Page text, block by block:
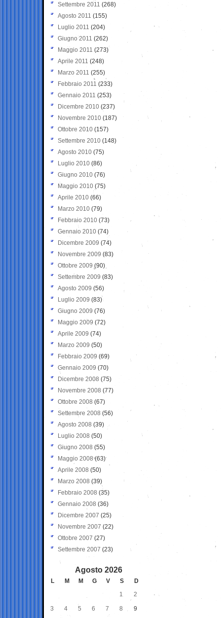
Settembre 2011 (268)
Agosto 2011 (155)
Luglio 2011 (204)
Giugno 2011 (262)
Maggio 2011 (273)
Aprile 2011 (248)
Marzo 2011 (255)
Febbraio 2011 (233)
Gennaio 2011 (253)
Dicembre 2010 (237)
Novembre 2010 (187)
Ottobre 2010 (157)
Settembre 2010 (148)
Agosto 2010 (75)
Luglio 2010 (86)
Giugno 2010 (76)
Maggio 2010 (75)
Aprile 2010 (66)
Marzo 2010 (79)
Febbraio 2010 (73)
Gennaio 2010 (74)
Dicembre 2009 (74)
Novembre 2009 (83)
Ottobre 2009 (90)
Settembre 2009 (83)
Agosto 2009 (56)
Luglio 2009 (83)
Giugno 2009 (76)
Maggio 2009 (72)
Aprile 2009 (74)
Marzo 2009 (50)
Febbraio 2009 (69)
Gennaio 2009 (70)
Dicembre 2008 (75)
Novembre 2008 (77)
Ottobre 2008 (67)
Settembre 2008 (56)
Agosto 2008 (39)
Luglio 2008 (50)
Giugno 2008 (55)
Maggio 2008(63)
Aprile 2008 (50)
Marzo 2008 (39)
Febbraio 2008 (35)
Gennaio 2008 (36)
Dicembre 2007 (25)
Novembre 2007 (22)
Ottobre 2007 (27)
Settembre 2007 (23)
Agosto 2026
L M M G V S
D
1
2
3 4 5 6 7 8 9